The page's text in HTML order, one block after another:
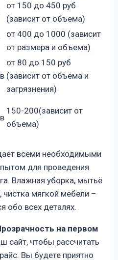
от 150 до 450 руб
(зависит от объема)
от 400 до 1000 (зависит
от размера и объема)
от 80 до 150 руб
(зависит от объема и
загрязнения)
150-200(зависит от
объема)
всеми необходимыми
для проведения
Влажная уборка, мытьё
чистка мягкой мебели –
обо всех деталях.
на первом
сайт, чтобы рассчитать
Вы будете приятно